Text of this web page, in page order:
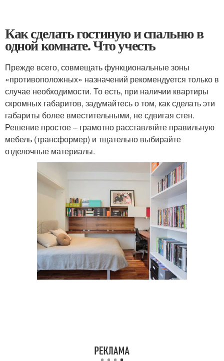
Как сделать гостиную и спальню в
одной комнате. Что учесть
Прежде всего, совмещать функциональные зоны
«противоположных» назначений рекомендуется только в
случае необходимости. То есть, при наличии квартиры
скромных габаритов, задумайтесь о том, как сделать эти
габариты более вместительными, не сдвигая стен.
Решение простое – грамотно расставляйте правильную
мебель (трансформер) и тщательно выбирайте
отделочные материалы.